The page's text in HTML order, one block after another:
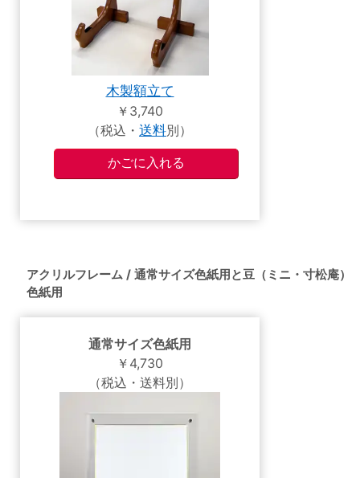
木製額立て
￥3,740
（税込・ 送料別）
アクリルフレーム / 通常サイズ色紙用と豆（ミニ・寸松庵）
色紙用
通常サイズ色紙用
￥4,730
（税込・送料別）